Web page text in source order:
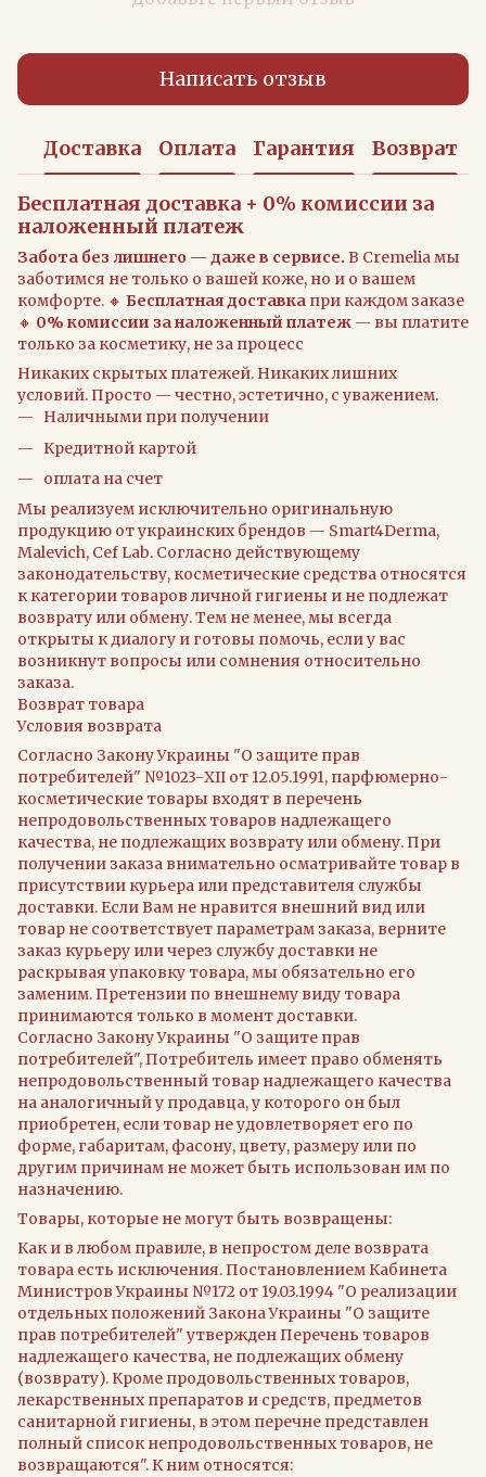
Написать отзыв
Доставка Оплата Гарантия Возврат
Бесплатная доставка + 0% комиссии за
наложенный платеж
Забота без лишнего — даже в сервисе. В Cremelia мы
заботимся не только о вашей коже, но и о вашем
комфорте. 🔸 Бесплатная доставка при каждом заказе
🔸 0% комиссии за наложенный платеж — вы платите
только за косметику, не за процесс
Никаких скрытых платежей. Никаких лишних
условий. Просто — честно, эстетично, с уважением.
Наличными при получении
Кредитной картой
оплата на счет
Мы реализуем исключительно оригинальную
продукцию от украинских брендов — Smart4Derma,
Malevich, Cef Lab. Согласно действующему
законодательству, косметические средства относятся
к категории товаров личной гигиены и не подлежат
возврату или обмену. Тем не менее, мы всегда
открыты к диалогу и готовы помочь, если у вас
возникнут вопросы или сомнения относительно
заказа.
Возврат товара
Условия возврата
Согласно Закону Украины "О защите прав
потребителей" №1023-XII от 12.05.1991, парфюмерно-
косметические товары входят в перечень
непродовольственных товаров надлежащего
качества, не подлежащих возврату или обмену. При
получении заказа внимательно осматривайте товар в
присутствии курьера или представителя службы
доставки. Если Вам не нравится внешний вид или
товар не соответствует параметрам заказа, верните
заказ курьеру или через службу доставки не
раскрывая упаковку товара, мы обязательно его
заменим. Претензии по внешнему виду товара
принимаются только в момент доставки.
Согласно Закону Украины "О защите прав
потребителей", Потребитель имеет право обменять
непродовольственный товар надлежащего качества
на аналогичный у продавца, у которого он был
приобретен, если товар не удовлетворяет его по
форме, габаритам, фасону, цвету, размеру или по
другим причинам не может быть использован им по
назначению.
Товары, которые не могут быть возвращены:
Как и в любом правиле, в непростом деле возврата
товара есть исключения. Постановлением Кабинета
Министров Украины №172 от 19.03.1994 "О реализации
отдельных положений Закона Украины "О защите
прав потребителей" утвержден Перечень товаров
надлежащего качества, не подлежащих обмену
(возврату). Кроме продовольственных товаров,
лекарственных препаратов и средств, предметов
санитарной гигиены, в этом перечне представлен
полный список непродовольственных товаров, не
возвращаются". К ним относятся: